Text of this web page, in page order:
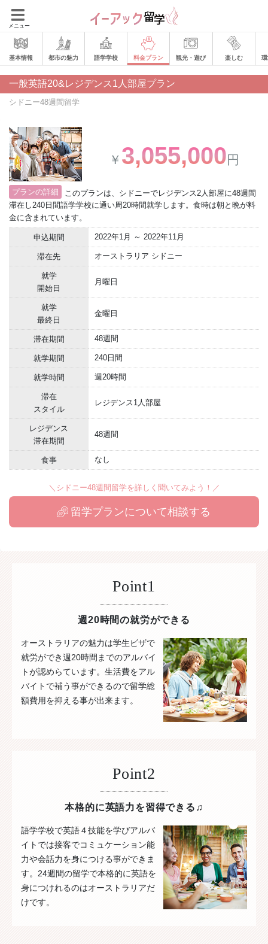
メニュー
基本情報 都市の魅力 語学学校 料金プラン 観光・遊び 楽しむ
一般英語20&レジデンス1人部屋プラン
シドニー48週間留学
￥ 3,055,000円
プランの詳細
このプランは、シドニーでレジデンス2人部屋に48週間
滞在し240日間語学学校に通い周20時間就学します。食時は朝と晩が料
金に含まれています。
申込期間 2022年1月 ～ 2022年11月
滞在先 オーストラリア シドニー
就学
開始日
月曜日
就学
最終日
金曜日
滞在期間 48週間
就学期間 240日間
就学時間 週20時間
滞在
スタイル
レジデンス1人部屋
レジデンス
滞在期間
48週間
食事 なし
＼シドニー48週間留学を詳しく聞いてみよう！／
留学プランについて相談する
Point1
週20時間の就労ができる
オーストラリアの魅力は学生ビザで
就労ができ週20時間までのアルバイ
トが認めらています。生活費をアル
バイトで補う事ができるので留学総
額費用を抑える事が出来ます。
Point2
本格的に英語力を習得できる♫
語学学校で英語４技能を学びアルバ
イトでは接客でコミュケーション能
力や会話力を身につける事ができま
す。24週間の留学で本格的に英語を
身につけれるのはオーストラリアだ
けです。